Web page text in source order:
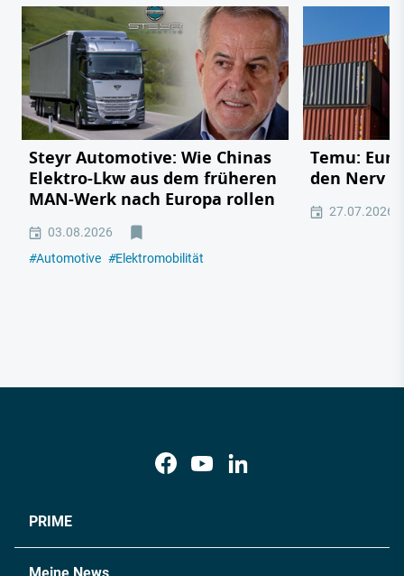
Steyr Automotive: Wie Chinas
Elektro-Lkw aus dem früheren
MAN-Werk nach Europa rollen
03.08.2026
#Automotive #Elektromobilität
Temu:
den Nerv
27.07.2026
PRIME